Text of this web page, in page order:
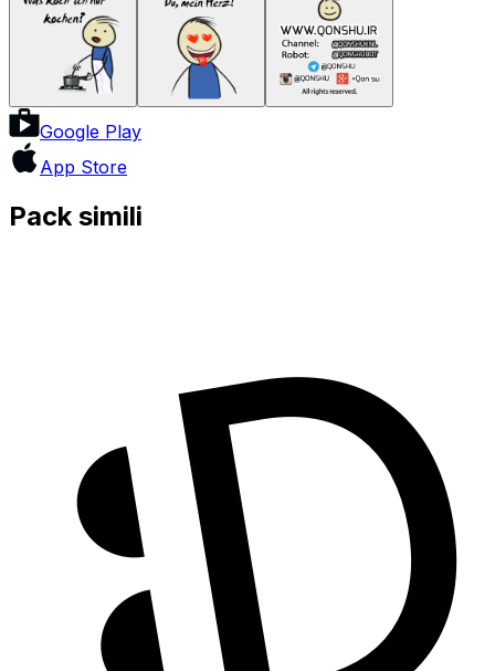
Google Play
App Store
Pack simili